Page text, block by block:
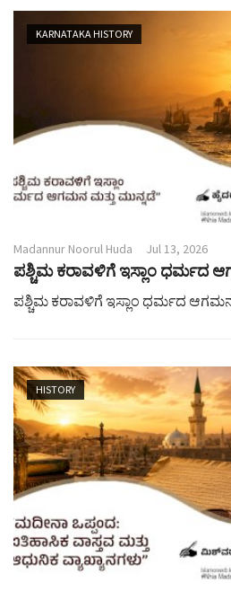
KARNATAKA HISTORY
Madannur Noorul Huda Jul 13, 2026
ಪಶ್ಚಿಮ ಕರಾವಳಿಗೆ ಇಸ್ಲಾಂ ಧರ್ಮದ
ಪಶ್ಚಿಮ ಕರಾವಳಿಗೆ ಇಸ್ಲಾಂ ಧರ್ಮದ ಆಗಮನ
HISTORY